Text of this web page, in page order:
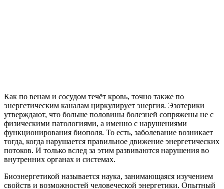
Как по венам и сосудом течёт кровь, точно также по
энергетическим каналам циркулирует энергия. Эзотерики
утверждают, что больше половины болезней сопряжены не с
физическими патологиями, а именно с нарушениями
функционирования биополя. То есть, заболевание возникает
тогда, когда нарушается правильное движение энергетических
потоков. И только вслед за этим развиваются нарушения во
внутренних органах и системах.
Биоэнергетикой называется наука, занимающаяся изучением
свойств и возможностей человеческой энергетики. Опытный